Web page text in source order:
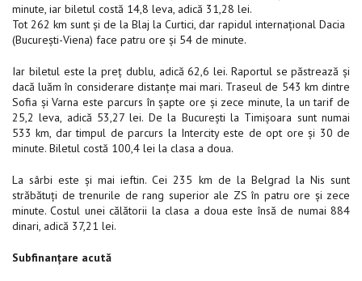
minute, iar biletul costă 14,8 leva, adică 31,28 lei.
Tot 262 km sunt și de la Blaj la Curtici, dar rapidul internațional Dacia
(București-Viena) face patru ore și 54 de minute.
Iar biletul este la preț dublu, adică 62,6 lei. Raportul se păstrează și
dacă luăm în considerare distanțe mai mari. Traseul de 543 km dintre
Sofia și Varna este parcurs în șapte ore și zece minute, la un tarif de
25,2 leva, adică 53,27 lei. De la București la Timișoara sunt numai
533 km, dar timpul de parcurs la Intercity este de opt ore și 30 de
minute. Biletul costă 100,4 lei la clasa a doua.
La sârbi este și mai ieftin. Cei 235 km de la Belgrad la Nis sunt
străbătuți de trenurile de rang superior ale ZS în patru ore și zece
minute. Costul unei călătorii la clasa a doua este însă de numai 884
dinari, adică 37,21 lei.
Subfinanțare acută